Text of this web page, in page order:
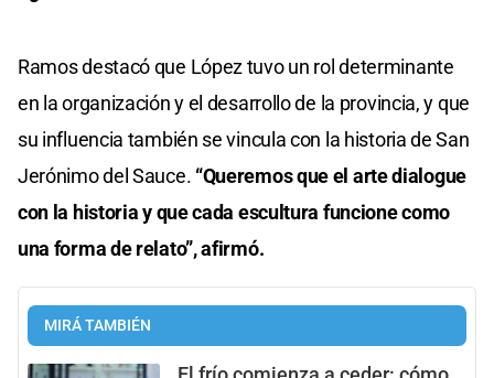
Ramos destacó que López tuvo un rol determinante
en la organización y el desarrollo de la provincia, y que
su influencia también se vincula con la historia de San
Jerónimo del Sauce. “Queremos que el arte dialogue
con la historia y que cada escultura funcione como
una forma de relato”, afirmó.
MIRÁ TAMBIÉN